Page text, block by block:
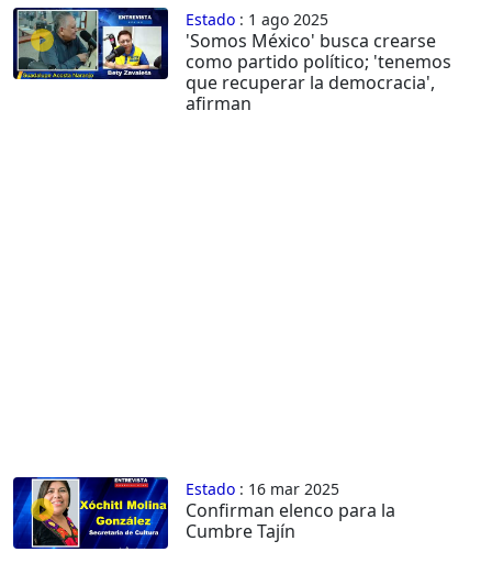
Estado : 1 ago 2025
'Somos México' busca crearse
como partido político; 'tenemos
que recuperar la democracia',
afirman
Estado : 16 mar 2025
Confirman elenco para la
Cumbre Tajín